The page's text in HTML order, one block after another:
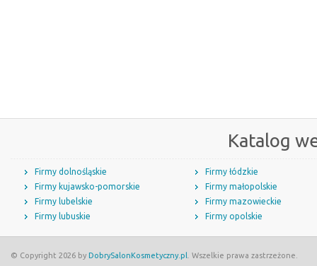
Katalog
Firmy dolnośląskie
Firmy kujawsko-pomorskie
Firmy lubelskie
Firmy lubuskie
Firmy łódzkie
Firmy małopolskie
Firmy mazowieckie
Firmy opolskie
© Copyright 2026 by DobrySalonKosmetyczny.pl . Wszelkie prawa zastrzeżone.